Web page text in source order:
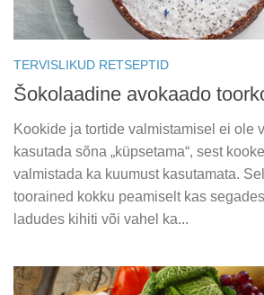
TERVISLIKUD RETSEPTID
Šokolaadine avokaado
Kookide ja tortide valmistamisel ei ole
kasutada sõna „küpsetama“, sest
valmistada ka kuumust kasutamata.
toorained kokku peamiselt kas
ladudes kihiti või vahel ka...